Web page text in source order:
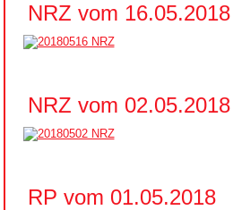
NRZ vom 16.05.2018
NRZ vom 02.05.2018
RP vom 01.05.2018